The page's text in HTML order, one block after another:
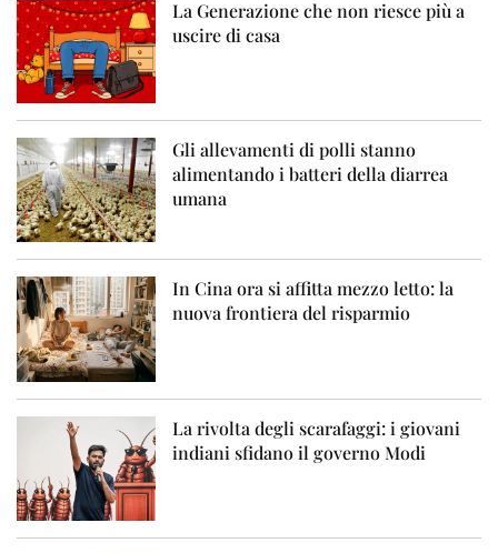
La Generazione che non riesce più a
uscire di casa
Gli allevamenti di polli stanno
alimentando i batteri della diarrea
umana
In Cina ora si affitta mezzo letto: la
nuova frontiera del risparmio
La rivolta degli scarafaggi: i giovani
indiani sfidano il governo Modi